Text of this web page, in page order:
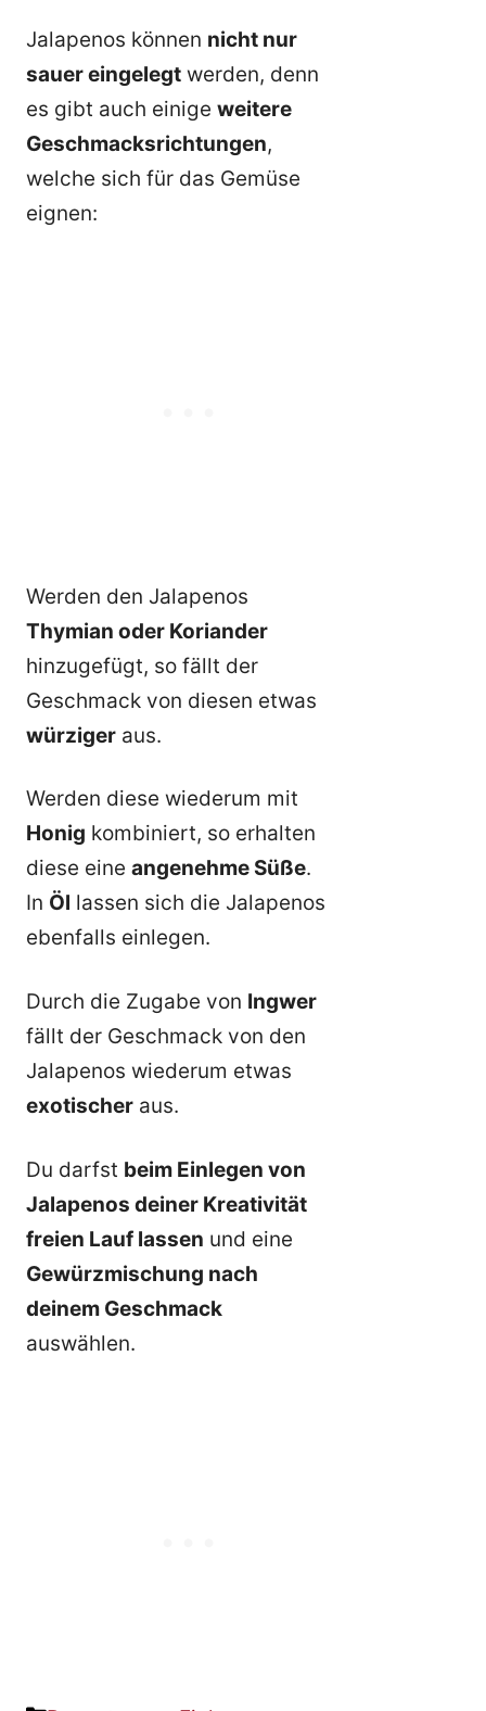
Jalapenos können nicht nur
sauer eingelegt werden, denn
es gibt auch einige weitere
Geschmacksrichtungen,
welche sich für das Gemüse
eignen:
Werden den Jalapenos
Thymian oder Koriander
hinzugefügt, so fällt der
Geschmack von diesen etwas
würziger aus.
Werden diese wiederum mit
Honig kombiniert, so erhalten
diese eine angenehme Süße.
In Öl lassen sich die Jalapenos
ebenfalls einlegen.
Durch die Zugabe von Ingwer
fällt der Geschmack von den
Jalapenos wiederum etwas
exotischer aus.
Du darfst beim Einlegen von
Jalapenos deiner Kreativität
freien Lauf lassen und eine
Gewürzmischung nach
deinem Geschmack
auswählen.